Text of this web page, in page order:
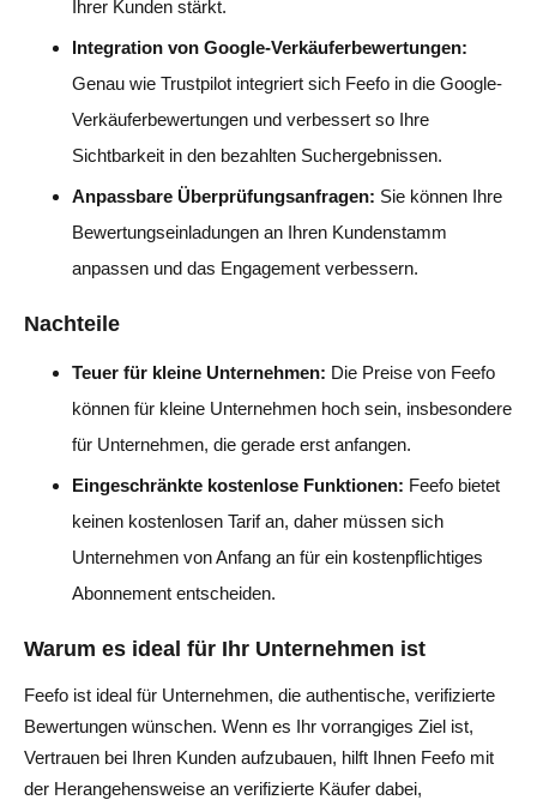
Ihrer Kunden stärkt.
Integration von Google-Verkäuferbewertungen:
Genau wie Trustpilot integriert sich Feefo in die Google-
Verkäuferbewertungen und verbessert so Ihre
Sichtbarkeit in den bezahlten Suchergebnissen.
Anpassbare Überprüfungsanfragen: Sie können Ihre
Bewertungseinladungen an Ihren Kundenstamm
anpassen und das Engagement verbessern.
Nachteile
Teuer für kleine Unternehmen: Die Preise von Feefo
können für kleine Unternehmen hoch sein, insbesondere
für Unternehmen, die gerade erst anfangen.
Eingeschränkte kostenlose Funktionen: Feefo bietet
keinen kostenlosen Tarif an, daher müssen sich
Unternehmen von Anfang an für ein kostenpflichtiges
Abonnement entscheiden.
Warum es ideal für Ihr Unternehmen ist
Feefo ist ideal für Unternehmen, die authentische, verifizierte
Bewertungen wünschen. Wenn es Ihr vorrangiges Ziel ist,
Vertrauen bei Ihren Kunden aufzubauen, hilft Ihnen Feefo mit
der Herangehensweise an verifizierte Käufer dabei,